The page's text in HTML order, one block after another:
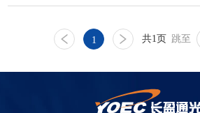
1 共1页 跳至